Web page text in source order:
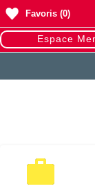
Espace
Favoris (0)
EMPLOI